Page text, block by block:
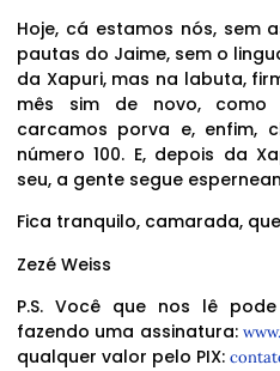
Hoje, cá estamos nós, sem
pautas do Jaime, sem o
da Xapuri, mas na labuta,
mês sim de novo, como
carcamos porva e, enfim,
número 100. E, depois da
seu, a gente segue
Fica tranquilo, camarada,
Zezé Weiss
P.S. Você que nos lê
fazendo uma assinatura:
qualquer valor pelo PIX: